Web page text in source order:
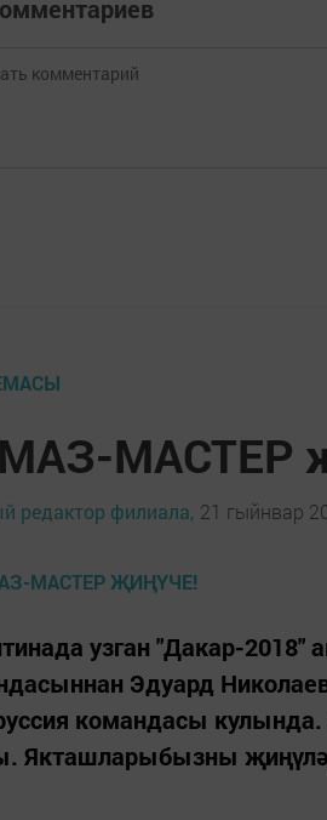
МАСТЕР
редактор филиала, 21 гыйнвар
узган "Дакар-
Эдуард
командасы
Якташларыбызны